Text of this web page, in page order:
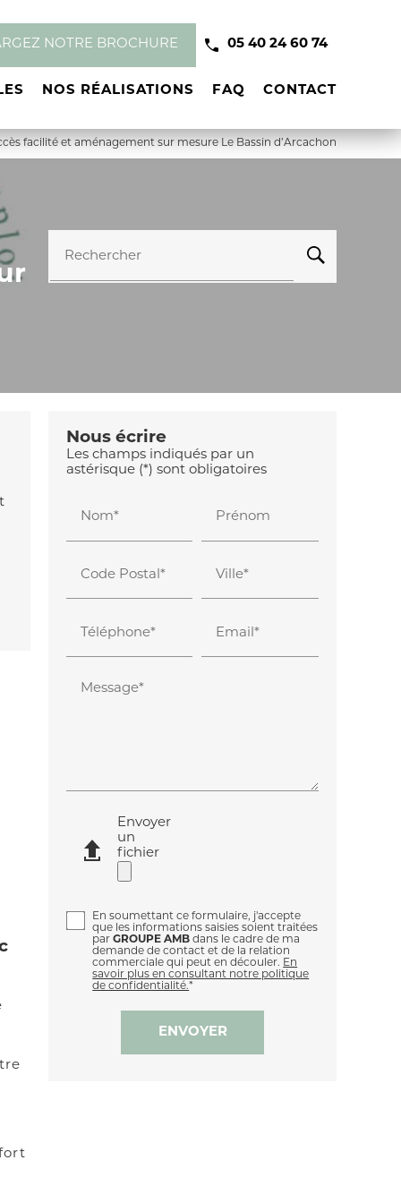
NOTRE BROCHURE 05 40 24 60 74
NOS RÉALISATIONS FAQ CONTACT
facilité et aménagement sur mesure Le Bassin d’Arcachon
Rechercher
Nous écrire
Les champs indiqués par un
astérisque (*) sont obligatoires
Nom* Prénom
Code Postal* Ville*
Téléphone* Email*
Message*
Envoyer
un
fichier
En soumettant ce formulaire, j'accepte
que les informations saisies soient traitées
parGROUPE AMB dans le cadre de ma
demande de contact et de la relation
commerciale qui peut en découler. En
savoir plus en consultant notre politique
de confidentialité.*